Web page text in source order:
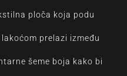
ploča koja podu
prelazi između
šeme boja kako bi